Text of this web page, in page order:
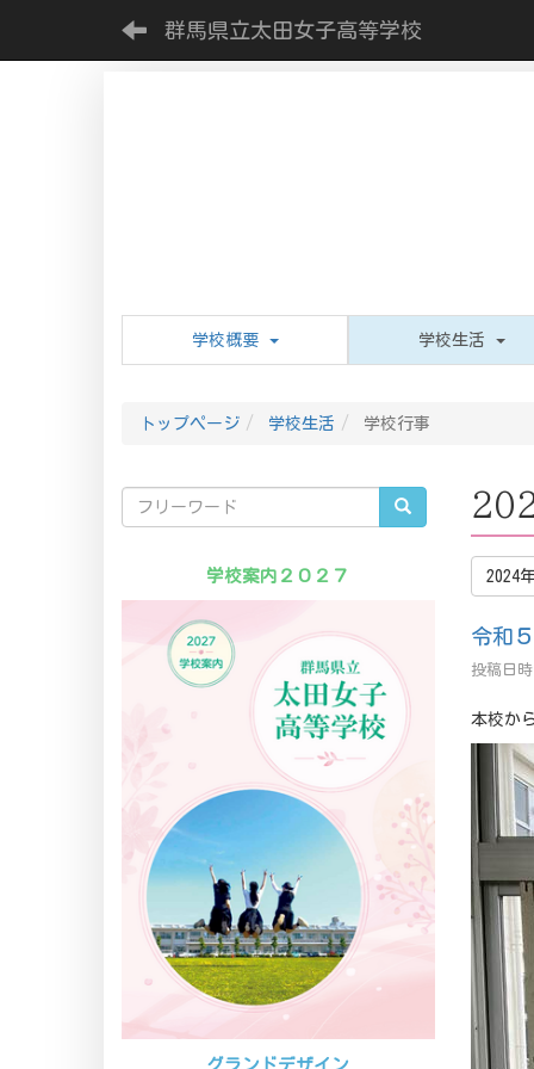
群馬県立太田女子高等学校
学校概要 学校生活
トップページ 学校生活 学校行事
2024
令和
投稿日
本校か
学校案内２０２７
グランドデザイン